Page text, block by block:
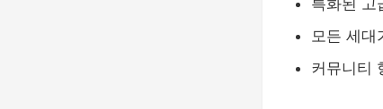
특화된 고
모든 세대
커뮤니티